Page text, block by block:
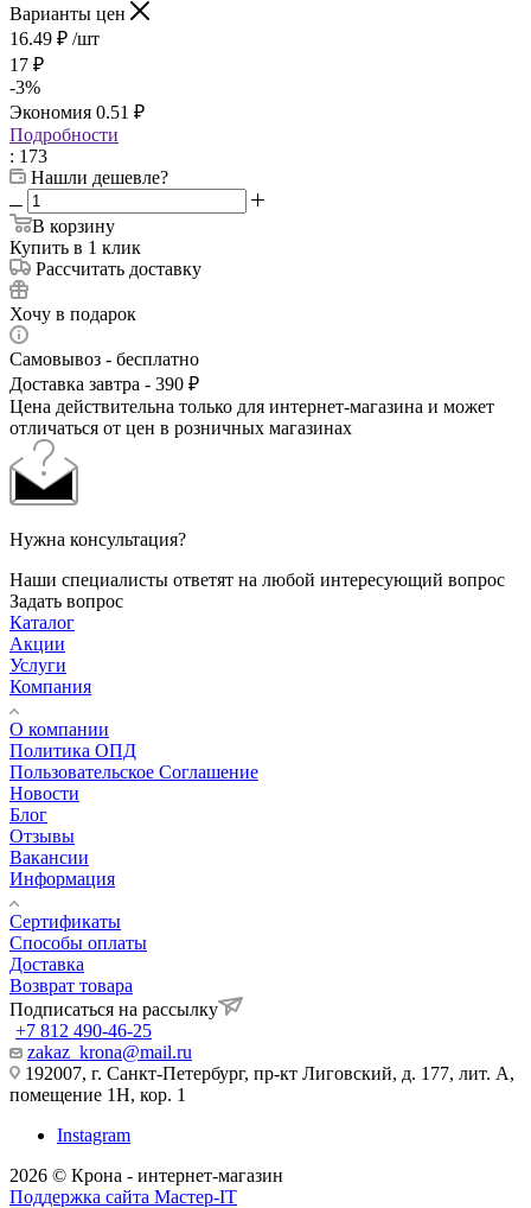
Варианты цен
16.49 ₽ /шт
17 ₽
-3%
Экономия 0.51 ₽
Подробности
: 173
Нашли дешевле?
В корзину
Купить в 1 клик
Рассчитать доставку
Хочу в подарок
Самовывоз - бесплатно
Доставка завтра - 390 ₽
Цена действительна только для интернет-магазина и может
отличаться от цен в розничных магазинах
Нужна консультация?
Наши специалисты ответят на любой интересующий вопрос
Задать вопрос
Каталог
Акции
Услуги
Компания
О компании
Политика ОПД
Пользовательское Соглашение
Новости
Блог
Отзывы
Вакансии
Информация
Сертификаты
Способы оплаты
Доставка
Возврат товара
Подписаться на рассылку
+7 812 490-46-25
zakaz_krona@mail.ru
192007, г. Санкт-Петербург, пр-кт Лиговский, д. 177, лит. А,
помещение 1Н, кор. 1
Instagram
2026 © Крона - интернет-магазин
Поддержка сайта Мастер-IT